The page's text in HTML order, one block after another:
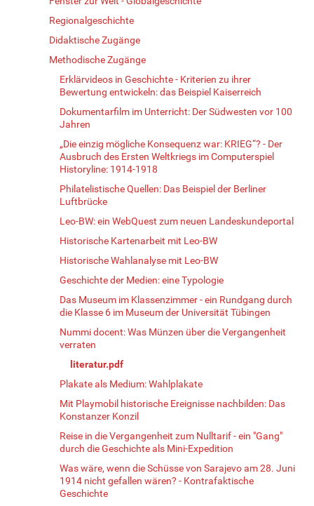
Regionalgeschichte
Didaktische Zugänge
Methodische Zugänge
Erklärvideos in Geschichte - Kriterien zu ihrer
Bewertung entwickeln: das Beispiel Kaiserreich
Dokumentarfilm im Unterricht: Der Südwesten vor 100
Jahren
„Die einzig mögliche Konsequenz war: KRIEG“? - Der
Ausbruch des Ersten Weltkriegs im Computerspiel
Historyline: 1914-1918
Philatelistische Quellen: Das Beispiel der Berliner
Luftbrücke
Leo-BW: ein WebQuest zum neuen Landeskundeportal
Historische Kartenarbeit mit Leo-BW
Historische Wahlanalyse mit Leo-BW
Geschichte der Medien: eine Typologie
Das Museum im Klassenzimmer - ein Rundgang durch
die Klasse 6 im Museum der Universität Tübingen
Nummi docent: Was Münzen über die Vergangenheit
verraten
literatur.pdf
Plakate als Medium: Wahlplakate
Mit Playmobil historische Ereignisse nachbilden: Das
Konstanzer Konzil
Reise in die Vergangenheit zum Nulltarif - ein "Gang"
durch die Geschichte als Mini-Expedition
Was wäre, wenn die Schüsse von Sarajevo am 28. Juni
1914 nicht gefallen wären? - Kontrafaktische
Geschichte